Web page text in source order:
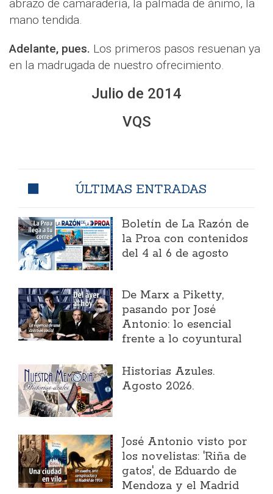
abrazo de camaradería, la palmada de ánimo, la
mano tendida.
Adelante, pues. Los primeros pasos resuenan ya
en la madrugada de nuestro ofrecimiento.
Julio de 2014
VQS
ÚLTIMAS ENTRADAS
Boletín de La Razón de
la Proa con contenidos
del 4 al 6 de agosto
​De Marx a Piketty,
pasando por José
Antonio: lo esencial
frente a lo coyuntural
Historias Azules.
Agosto 2026.
José Antonio visto por
los novelistas: 'Riña de
gatos', de Eduardo de
Mendoza y el Madrid